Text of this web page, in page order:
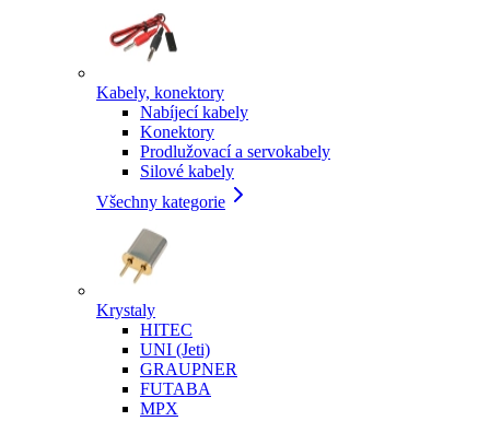
Kabely, konektory
Nabíjecí kabely
Konektory
Prodlužovací a servokabely
Silové kabely
Všechny kategorie
Krystaly
HITEC
UNI (Jeti)
GRAUPNER
FUTABA
MPX